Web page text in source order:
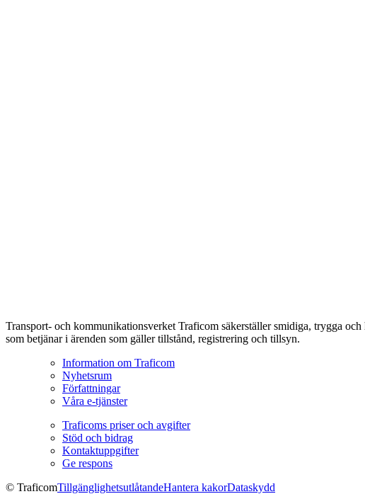
Transport- och kommunikationsverket Traficom säkerställer smidiga, trygga
som betjänar i ärenden som gäller tillstånd, registrering och tillsyn.
Information om Traficom
Nyhetsrum
Författningar
Våra e-tjänster
Traficoms priser och avgifter
Stöd och bidrag
Kontaktuppgifter
Ge respons
© TraficomTillgänglighetsutlåtandeHantera kakorDataskydd